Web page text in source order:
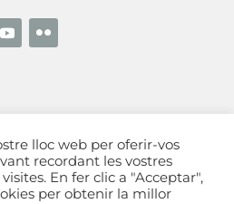
(UEA)
– Igualada(Barcelona)
lloc web per oferir-vos
recordant les vostres
En fer clic a "Acceptar",
per obtenir la millor